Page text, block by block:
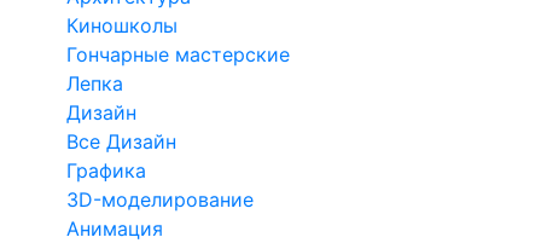
Киношколы
Гончарные мастерские
Лепка
Дизайн
Все Дизайн
Графика
3D-моделирование
Анимация